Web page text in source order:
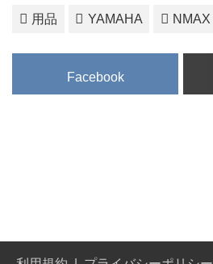
用品 YAMAHA NMAX
Facebook